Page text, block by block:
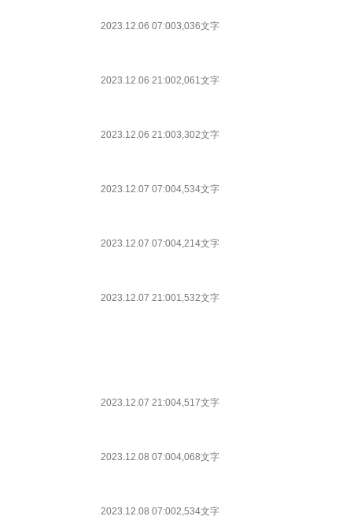
2023.12.06 07:003,036文字
2023.12.06 21:002,061文字
2023.12.06 21:003,302文字
2023.12.07 07:004,534文字
2023.12.07 07:004,214文字
2023.12.07 21:001,532文字
2023.12.07 21:004,517文字
2023.12.08 07:004,068文字
2023.12.08 07:002,534文字